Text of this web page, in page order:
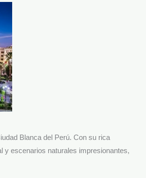
Blanca del Perú. Con su rica
y escenarios naturales impresionantes,